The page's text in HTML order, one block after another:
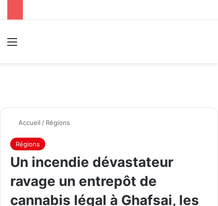
Accueil / Régions
Régions
Un incendie dévastateur
ravage un entrepôt de
cannabis légal à Ghafsai, les